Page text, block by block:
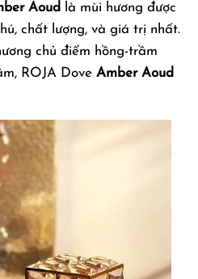
Aoud là mùi hương được
chất lượng, và giá trị nhất.
chủ điểm hồng-trầm
ROJA Dove Amber Aoud